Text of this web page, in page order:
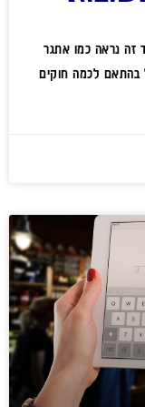
זה נראה כמו אתגר
בהתאם לכמה חוקים